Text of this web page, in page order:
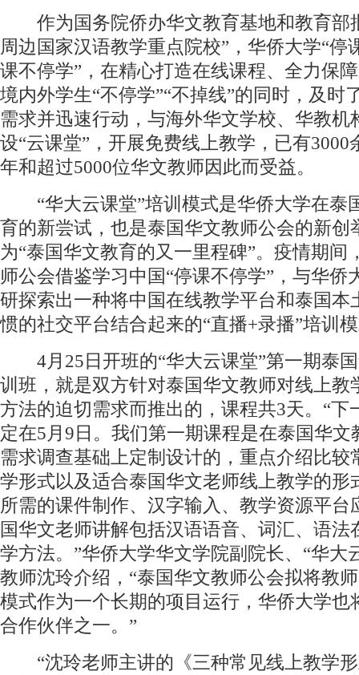
作为国务院侨办华文教育基地和教育部
周边国家汉语教学重点院校”，华侨大学“停
课不停学”，在精心打造在线课程、全力保
境内外学生“不停学”“不掉线”的同时，及时
需求并迅速行动，与海外华文学校、华教机
设“云课堂”，开展免费线上教学，已有3000
年和超过5000位华文教师因此而受益。
“华大云课堂”培训模式是华侨大学在泰
育的新尝试，也是泰国华文教师公会的新创
为“泰国华文教育的又一里程碑”。疫情期间
师公会借鉴学习中国“停课不停学”，与华侨
研探索出一种将中国在线教学平台和泰国本
惯的社交平台结合起来的“直播+录播”培训
4月25日开班的“华大云课堂”第一期泰
训班，就是双方针对泰国华文教师对线上教
方法的迫切需求而推出的，课程共3天。“下
定在5月9日。我们第一期课程是在泰国华文
需求调查基础上定制设计的，重点介绍比较
学形式以及适合泰国华文老师线上教学的形
所需的课件制作、汉字输入、教学资源平台
国华文老师讲解包括汉语语音、词汇、语法
学方法。”华侨大学华文学院副院长、“华大
教师沈玲介绍，“泰国华文教师公会拟将教
模式作为一个长期的项目运行，华侨大学也
合作伙伴之一。”
“沈玲老师主讲的《三种常见线上教学形